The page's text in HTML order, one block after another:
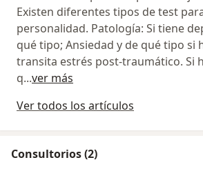
Existen diferentes tipos de test
personalidad. Patología: Si tiene
qué tipo; Ansiedad y de qué tipo si
transita estrés post-traumático. Si
q...ver más
Ver todos los artículos
Consultorios (2)